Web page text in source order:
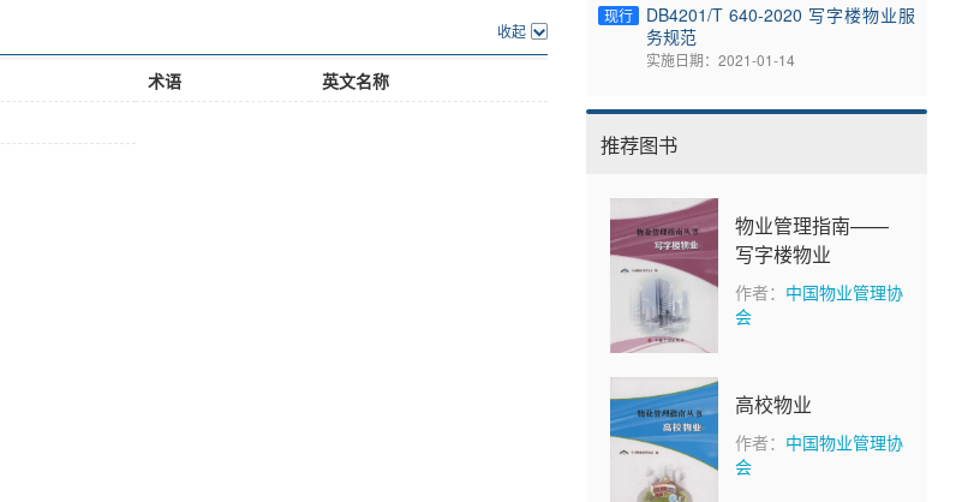
收起
术语
英文名称
现行
DB4201/T 640-2020 写字楼物业服
务规范
实施日期：2021-01-14
推荐图书
物业管理指南——
写字楼物业
作者： 中国物业管理协
会
高校物业
作者： 中国物业管理协
会